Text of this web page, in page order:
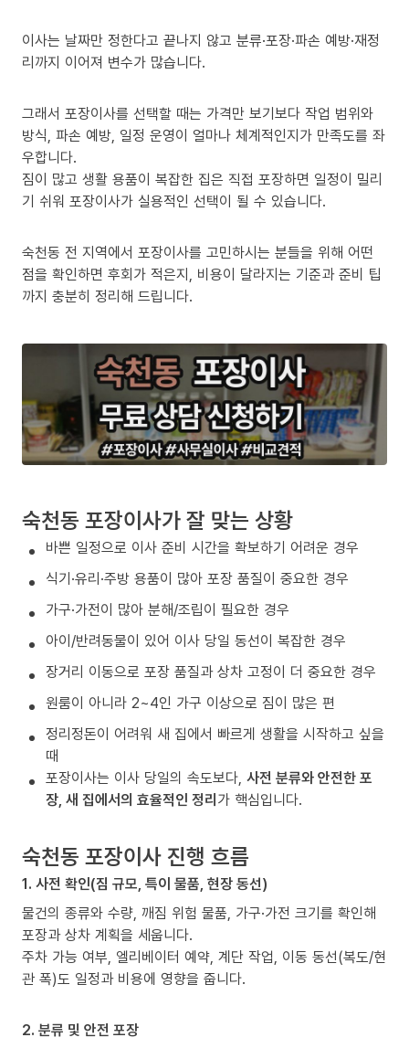
이사는 날짜만 정한다고 끝나지 않고 분류·포장·파손 예방·재정
리까지 이어져 변수가 많습니다.
그래서 포장이사를 선택할 때는 가격만 보기보다 작업 범위와
방식, 파손 예방, 일정 운영이 얼마나 체계적인지가 만족도를 좌
우합니다.
짐이 많고 생활 용품이 복잡한 집은 직접 포장하면 일정이 밀리
기 쉬워 포장이사가 실용적인 선택이 될 수 있습니다.
숙천동 전 지역에서 포장이사를 고민하시는 분들을 위해 어떤
점을 확인하면 후회가 적은지, 비용이 달라지는 기준과 준비 팁
까지 충분히 정리해 드립니다.
숙천동 포장이사가 잘 맞는 상황
바쁜 일정으로 이사 준비 시간을 확보하기 어려운 경우
식기·유리·주방 용품이 많아 포장 품질이 중요한 경우
가구·가전이 많아 분해/조립이 필요한 경우
아이/반려동물이 있어 이사 당일 동선이 복잡한 경우
장거리 이동으로 포장 품질과 상차 고정이 더 중요한 경우
원룸이 아니라 2~4인 가구 이상으로 짐이 많은 편
정리정돈이 어려워 새 집에서 빠르게 생활을 시작하고 싶을
때
포장이사는 이사 당일의 속도보다, 사전 분류와 안전한 포
장, 새 집에서의 효율적인 정리가 핵심입니다.
숙천동 포장이사 진행 흐름
1. 사전 확인(짐 규모, 특이 물품, 현장 동선)
물건의 종류와 수량, 깨짐 위험 물품, 가구·가전 크기를 확인해
포장과 상차 계획을 세웁니다.
주차 가능 여부, 엘리베이터 예약, 계단 작업, 이동 동선(복도/현
관 폭)도 일정과 비용에 영향을 줍니다.
2. 분류 및 안전 포장